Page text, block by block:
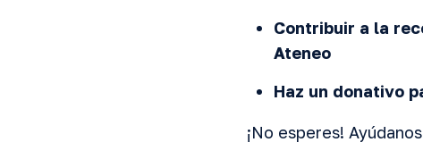
Contribuir a la
Ateneo
Haz un donativo
¡No esperes!